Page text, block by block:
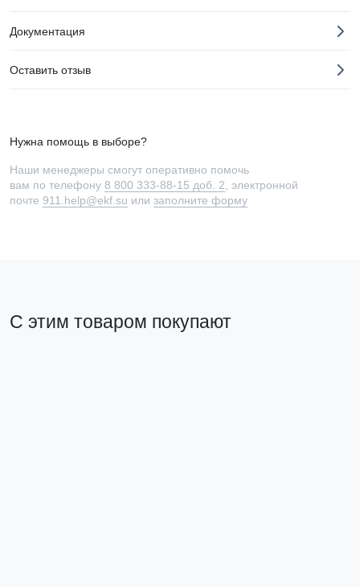
Документация
Оставить отзыв
Нужна помощь в выборе?
Наши менеджеры смогут оперативно помочь
вам по телефону 8 800 333-88-15 доб. 2 , электронной
почте 911.help@ekf.su или заполните форму
С этим товаром покупают